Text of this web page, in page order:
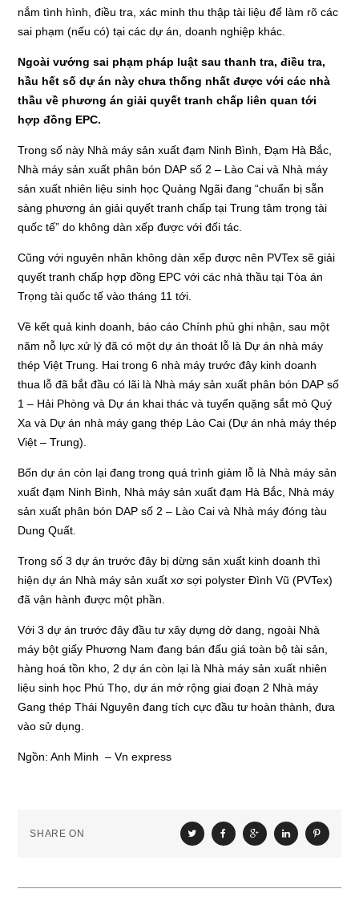
nắm tình hình, điều tra, xác minh thu thập tài liệu để làm rõ các
sai phạm (nếu có) tại các dự án, doanh nghiệp khác.
Ngoài vướng sai phạm pháp luật sau thanh tra, điều tra,
hầu hết số dự án này chưa thống nhất được với các nhà
thầu về phương án giải quyết tranh chấp liên quan tới
hợp đồng EPC.
Trong số này Nhà máy sản xuất đạm Ninh Bình, Đạm Hà Bắc,
Nhà máy sản xuất phân bón DAP số 2 – Lào Cai và Nhà máy
sản xuất nhiên liệu sinh học Quảng Ngãi đang “chuẩn bị sẵn
sàng phương án giải quyết tranh chấp tại Trung tâm trọng tài
quốc tế” do không dàn xếp được với đối tác.
Cũng với nguyên nhân không dàn xếp được nên PVTex sẽ giải
quyết tranh chấp hợp đồng EPC với các nhà thầu tại Tòa án
Trọng tài quốc tế vào tháng 11 tới.
Về kết quả kinh doanh, báo cáo Chính phủ ghi nhận, sau một
năm nỗ lực xử lý đã có một dự án thoát lỗ là Dự án nhà máy
thép Việt Trung. Hai trong 6 nhà máy trước đây kinh doanh
thua lỗ đã bắt đầu có lãi là Nhà máy sản xuất phân bón DAP số
1 – Hải Phòng và Dự án khai thác và tuyển quặng sắt mỏ Quý
Xa và Dự án nhà máy gang thép Lào Cai (Dự án nhà máy thép
Việt – Trung).
Bốn dự án còn lại đang trong quá trình giảm lỗ là Nhà máy sản
xuất đạm Ninh Bình, Nhà máy sản xuất đạm Hà Bắc, Nhà máy
sản xuất phân bón DAP số 2 – Lào Cai và Nhà máy đóng tàu
Dung Quất.
Trong số 3 dự án trước đây bị dừng sản xuất kinh doanh thì
hiện dự án Nhà máy sản xuất xơ sợi polyster Đình Vũ (PVTex)
đã vận hành được một phần.
Với 3 dự án trước đây đầu tư xây dựng dở dang, ngoài Nhà
máy bột giấy Phương Nam đang bán đấu giá toàn bộ tài sản,
hàng hoá tồn kho, 2 dự án còn lại là Nhà máy sản xuất nhiên
liệu sinh học Phú Thọ, dự án mở rộng giai đoạn 2 Nhà máy
Gang thép Thái Nguyên đang tích cực đầu tư hoàn thành, đưa
vào sử dụng.
Ngồn: Anh Minh – Vn express
SHARE ON